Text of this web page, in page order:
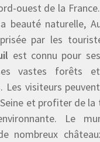
ouest de la
beauté naturelle,
par les
est connu pour
vastes forêts
Les visiteurs
et profiter de
Le
nombreux